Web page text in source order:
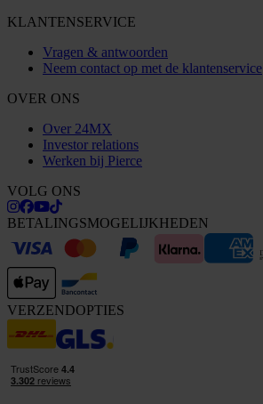
KLANTENSERVICE
Vragen & antwoorden
Neem contact op met de klantenservice
OVER ONS
Over 24MX
Investor relations
Werken bij Pierce
VOLG ONS
BETALINGSMOGELIJKHEDEN
VERZENDOPTIES